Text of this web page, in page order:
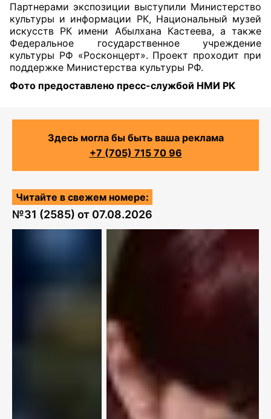
Партнерами экспозиции выступили Министерство
культуры и информации РК, Национальный музей
искусств РК имени Абылхана Кастеева, а также
Федеральное государственное учреждение
культуры РФ «Росконцерт». Проект проходит при
поддержке Министерства культуры РФ.
Фото предоставлено пресс-службой НМИ РК
Здесь могла бы быть ваша реклама
+7 (705) 715 70 96
Читайте в свежем номере:
№31 (2585) от 07.08.2026